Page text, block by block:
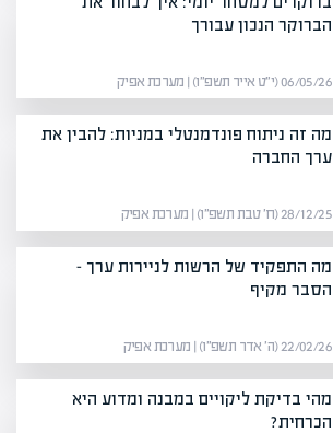
הברוקר הנכון עבורך
06/05/26 (י״ט אייר תשפ״ו) | מערכת אפיק
מה זה ניתוח פונדמנטלי במניות: להבין את
ערך החברה
28/12/25 (ח׳ טבת תשפ״ו) | מערכת אפיק
מה התפקיד של הרשות לניירות ערך –
הסבר מקיף
22/02/26 (ה׳ אדר תשפ״ו) | מערכת אפיק
מהי בדיקת ליקויים במבנה ומדוע היא
הכרחית?